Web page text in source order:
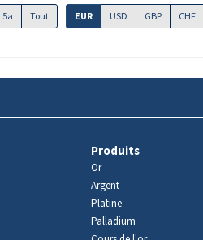
5a Tout
EUR
USD GBP CHF
Produits
Or
Argent
Platine
Palladium